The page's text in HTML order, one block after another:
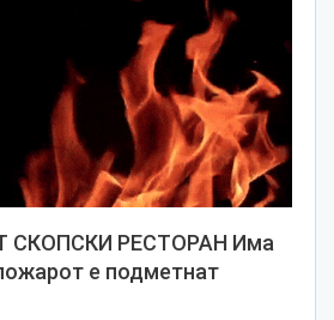
СКОПСКИ РЕСТОРАН Има
е подметнат